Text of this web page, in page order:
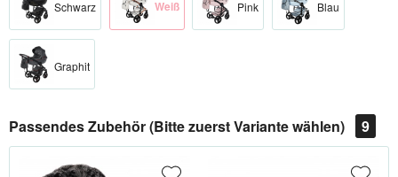
Schwarz Weiß Pink Blau
Graphit
Passendes Zubehör (Bitte zuerst Variante wählen) 9